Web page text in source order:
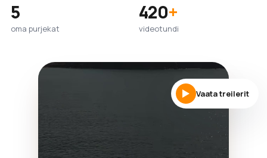
5
oma purjekat
420+
videotundi
Vaata treilerit